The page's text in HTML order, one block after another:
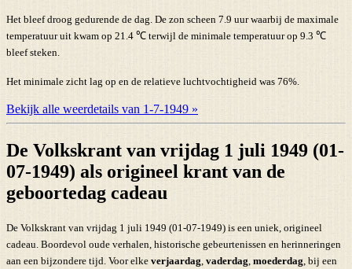
Het bleef droog gedurende de dag. De zon scheen 7.9 uur waarbij de maximale
temperatuur uit kwam op 21.4 ℃ terwijl de minimale temperatuur op 9.3 ℃
bleef steken.
Het minimale zicht lag op en de relatieve luchtvochtigheid was 76%.
Bekijk alle weerdetails van 1-7-1949 »
De Volkskrant van vrijdag 1 juli 1949 (01-
07-1949) als origineel krant van de
geboortedag cadeau
De Volkskrant van vrijdag 1 juli 1949 (01-07-1949) is een uniek, origineel
cadeau. Boordevol oude verhalen, historische gebeurtenissen en herinneringen
aan een bijzondere tijd. Voor elke verjaardag vaderdag moederdag , bij een